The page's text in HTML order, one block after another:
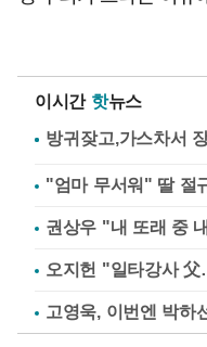
이시간 핫뉴스
"엄마 무서워" 딸 절
권상우 "내 또래 중
오지헌 "일타강사
고영욱, 이번엔 박